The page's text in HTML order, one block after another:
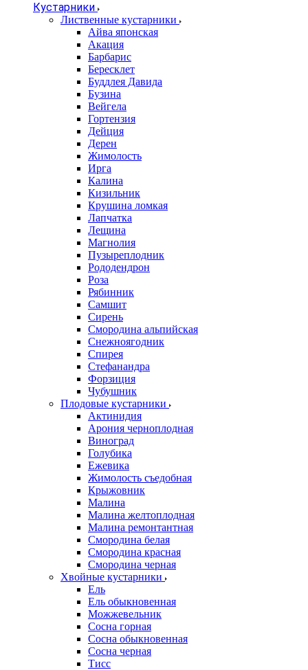
Кустарники
Лиственные кустарники
Айва японская
Акация
Барбарис
Бересклет
Буддлея Давида
Бузина
Вейгела
Гортензия
Дейция
Дерен
Жимолость
Ирга
Калина
Кизильник
Крушина ломкая
Лапчатка
Лещина
Магнолия
Пузыреплодник
Рододендрон
Роза
Рябинник
Самшит
Сирень
Смородина альпийская
Снежноягодник
Спирея
Стефанандра
Форзиция
Чубушник
Плодовые кустарники
Актинидия
Арония черноплодная
Виноград
Голубика
Ежевика
Жимолость съедобная
Крыжовник
Малина
Малина желтоплодная
Малина ремонтантная
Смородина белая
Смородина красная
Смородина черная
Хвойные кустарники
Ель
Ель обыкновенная
Можжевельник
Сосна горная
Сосна обыкновенная
Сосна черная
Тисс